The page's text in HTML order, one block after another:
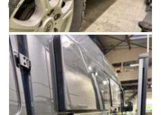
Petromax